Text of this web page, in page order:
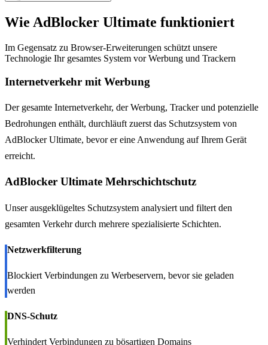
Wie AdBlocker Ultimate funktioniert
Im Gegensatz zu Browser-Erweiterungen schützt unsere
Technologie Ihr gesamtes System vor Werbung und Trackern
Internetverkehr mit Werbung
Der gesamte Internetverkehr, der Werbung, Tracker und potenzielle
Bedrohungen enthält, durchläuft zuerst das Schutzsystem von
AdBlocker Ultimate, bevor er eine Anwendung auf Ihrem Gerät
erreicht.
AdBlocker Ultimate Mehrschichtschutz
Unser ausgeklügeltes Schutzsystem analysiert und filtert den
gesamten Verkehr durch mehrere spezialisierte Schichten.
Netzwerkfilterung
Blockiert Verbindungen zu Werbeservern, bevor sie geladen
werden
DNS-Schutz
Verhindert Verbindungen zu bösartigen Domains